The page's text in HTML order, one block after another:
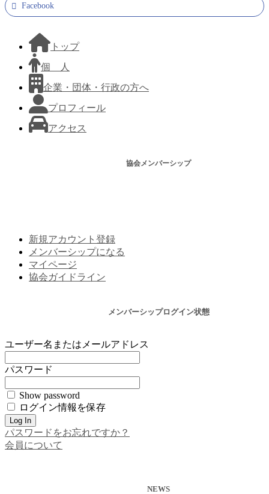
Facebook
トップ
個 人
企業・団体・行政の方へ
プロフィール
アクセス
協会メンバーシップ
新規アカウント登録
メンバーシップになる
マイページ
協会ガイドライン
メンバーシップログイン状態
ユーザー名またはメールアドレス
パスワード
Show password
ログイン情報を保存
パスワードをお忘れですか？
会員について
NEWS